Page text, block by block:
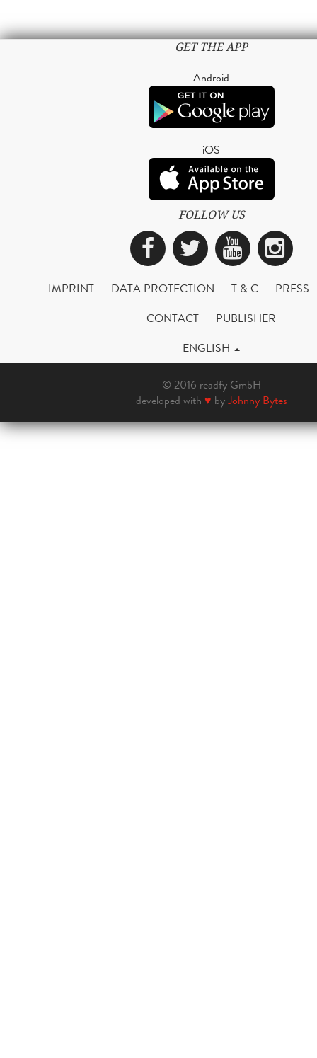
GET THE APP
Android
iOS
FOLLOW US
Facebook
Twitter
IMPRINT DATA PROTECTION T & C
PRESS
CONTACT
PUBLISHER
ENGLISH
© 2016 readfy GmbH
developed with ♥ byJohnny Bytes